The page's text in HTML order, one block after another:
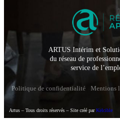
ARTUS Intérim et
du réseau de
service de
Politique de confidentialité Mentions
Artus – Tous droits réservés – Site créé parKelcible